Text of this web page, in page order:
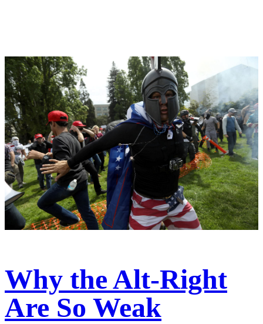
Why the Alt-Right
Are So Weak